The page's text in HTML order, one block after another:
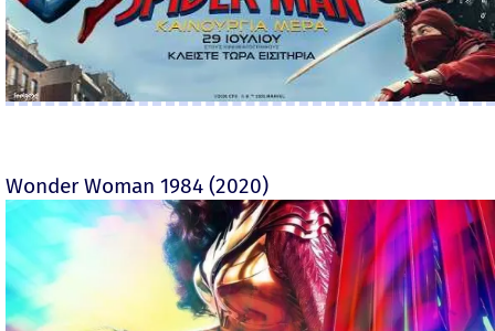
Wonder Woman 1984 (2020)